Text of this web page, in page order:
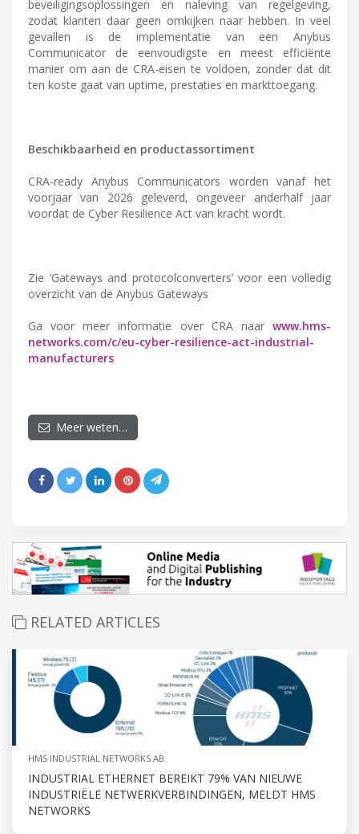
beveiligingsoplossingen en naleving van regelgeving,
zodat klanten daar geen omkijken naar hebben. In veel
gevallen is de implementatie van een Anybus
Communicator de eenvoudigste en meest efficiënte
manier om aan de CRA-eisen te voldoen, zonder dat dit
ten koste gaat van uptime, prestaties en markttoegang.
Beschikbaarheid en productassortiment
CRA-ready Anybus Communicators worden vanaf het
voorjaar van 2026 geleverd, ongeveer anderhalf jaar
voordat de Cyber Resilience Act van kracht wordt.
Zie ‘Gateways and protocolconverters’ voor een volledig
overzicht van de Anybus Gateways
Ga voor meer informatie over CRA naar www.hms-
networks.com/c/eu-cyber-resilience-act-industrial-
manufacturers
Meer weten…
RELATED ARTICLES
HMS INDUSTRIAL NETWORKS AB
INDUSTRIAL ETHERNET BEREIKT 79% VAN NIEUWE
INDUSTRIËLE NETWERKVERBINDINGEN, MELDT HMS
NETWORKS